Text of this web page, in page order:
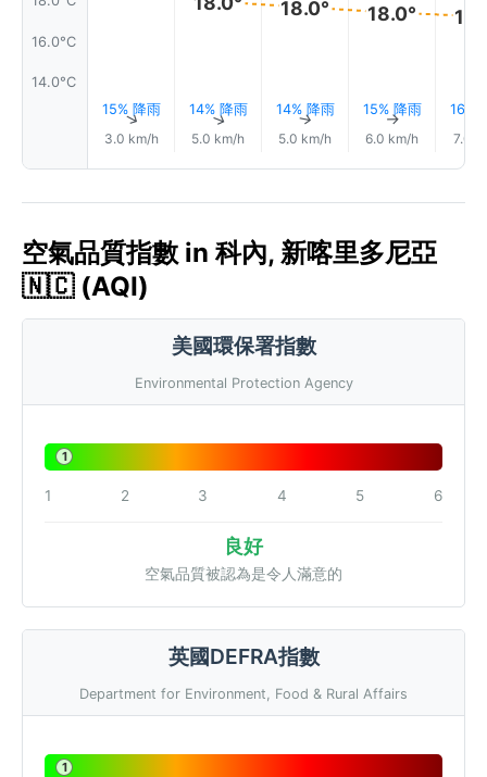
16.0°C
14.0°C
15% 降雨
↑
3.0 km/h
14% 降雨
↑
5.0 km/h
18.0°
14% 降雨
↑
5.0 km/h
18.0°
15% 降雨
↑
6.0 km/h
16%
7.0
空氣品質指數 in 科內, 新喀里多尼亞
🇳🇨 (AQI)
美國環保署指數
Environmental Protection Agency
1
1 2 3 4 5 6
良好
空氣品質被認為是令人滿意的
英國DEFRA指數
Department for Environment, Food & Rural Affairs
1